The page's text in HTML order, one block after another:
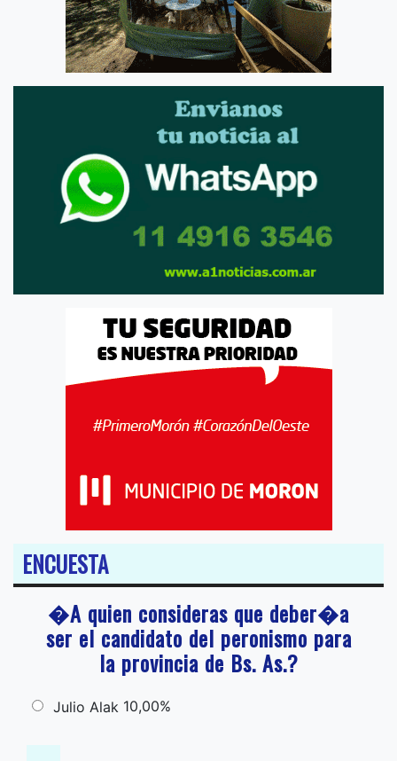
ENCUESTA
�A quien consideras que deber�a
ser el candidato del peronismo para
la provincia de Bs. As.?
Julio Alak 10,00%